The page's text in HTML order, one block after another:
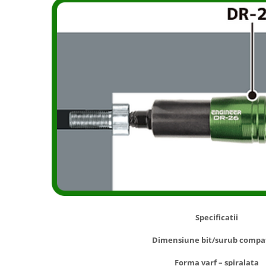
Specificatii
Dimensiune bit/surub
Forma varf – spiralata